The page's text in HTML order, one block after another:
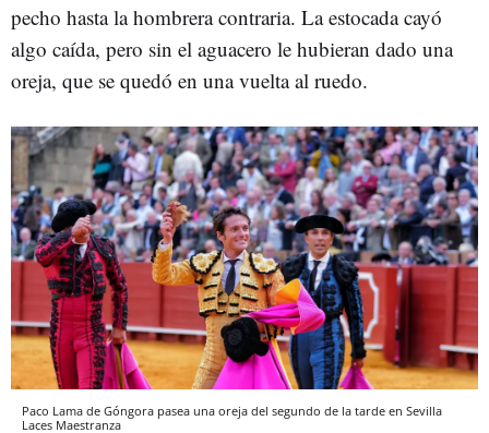
pecho hasta la hombrera contraria. La estocada cayó
algo caída, pero sin el aguacero le hubieran dado una
oreja, que se quedó en una vuelta al ruedo.
Paco Lama de Góngora pasea una oreja del segundo de la tarde en Sevilla
Laces Maestranza